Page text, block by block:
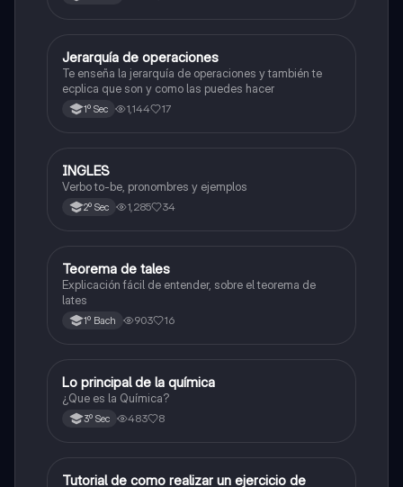
Matemáticas
Jerarquía de operaciones
Te enseña la jerarquía de operaciones y también te
ecplica que son y como las puedes hacer
1º Sec 1,144 17
Inglés
INGLES
Verbo to-be, pronombres y ejemplos
2º Sec 1,285 34
Matemáticas
Teorema de tales
Explicación fácil de entender, sobre el teorema de
lates
1º Bach 903 16
Química
Lo principal de la química
¿Que es la Química?
3º Sec 483 8
Matemáticas
Tutorial de como realizar un ejercicio de